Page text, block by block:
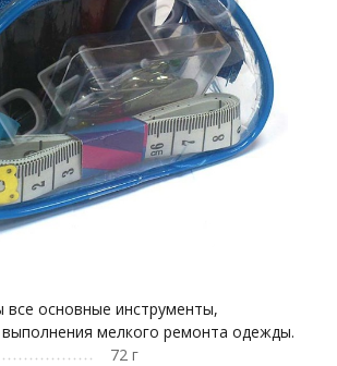
основные инструменты,
мелкого ремонта одежды.
72 г